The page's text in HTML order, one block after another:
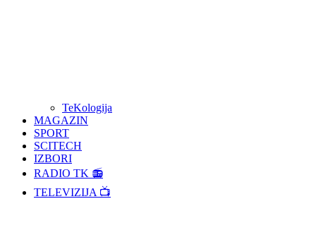
TeKologija
MAGAZIN
SPORT
SCITECH
IZBORI
RADIO TK 📻
TELEVIZIJA 📺